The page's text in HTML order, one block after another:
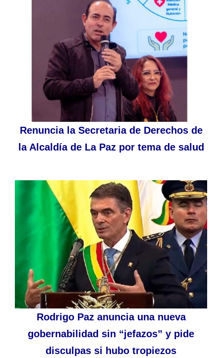
Renuncia la Secretaria de Derechos de
la Alcaldía de La Paz por tema de salud
Rodrigo Paz anuncia una nueva
gobernabilidad sin “jefazos” y pide
disculpas si hubo tropiezos